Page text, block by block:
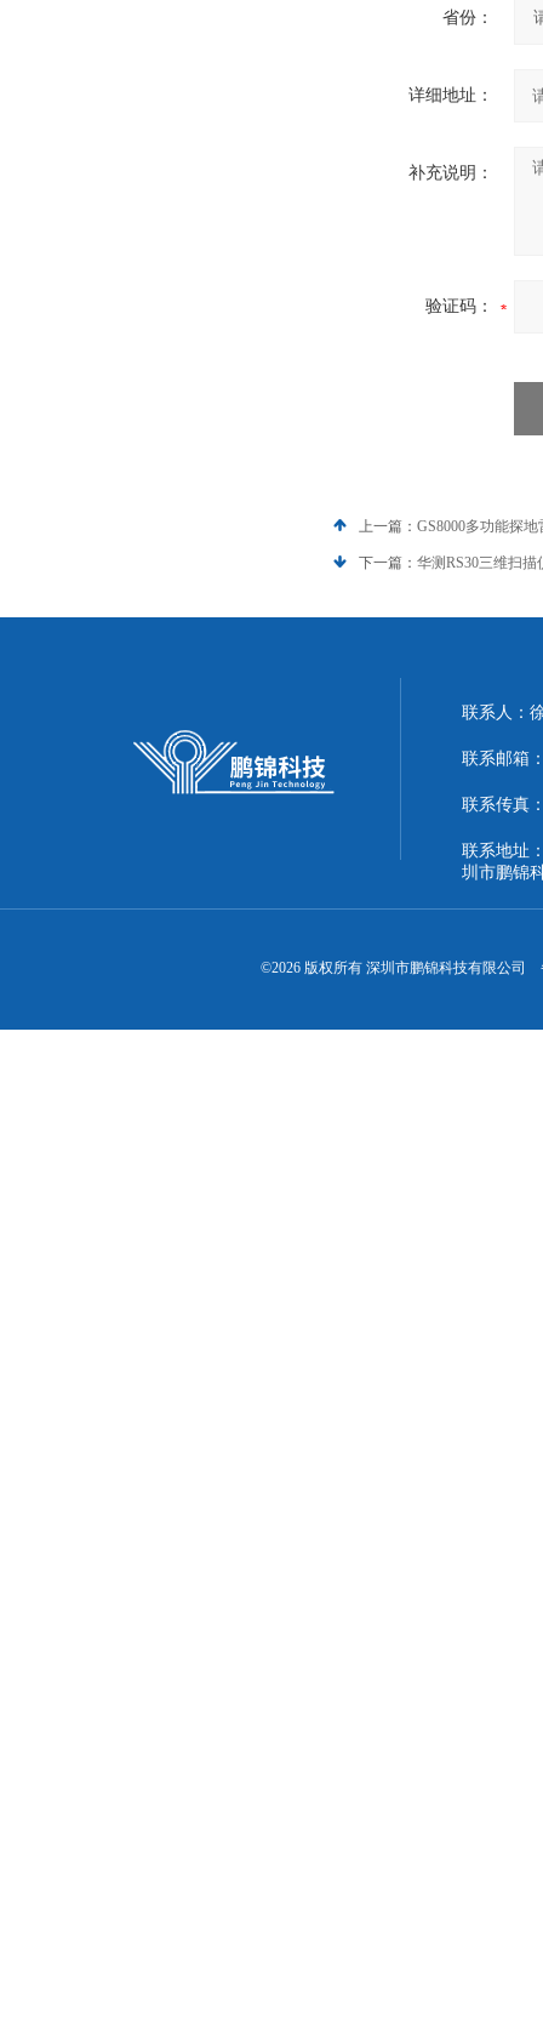
省份：
详细地址：
补充说明：
验证码：
上一篇： GS8000多功能探
下一篇： 华测RS30三维扫
联系人：
联系邮箱
联系传真
联系地址
圳市鹏锦
©2026 版权所有 深圳市鹏锦科技有限公司